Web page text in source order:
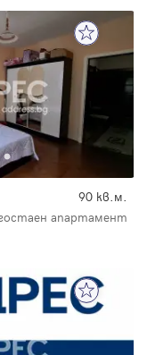
90 кв.м.
апартамент